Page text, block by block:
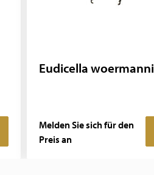
Eudicella woermanni
Melden Sie sich für den
Preis an